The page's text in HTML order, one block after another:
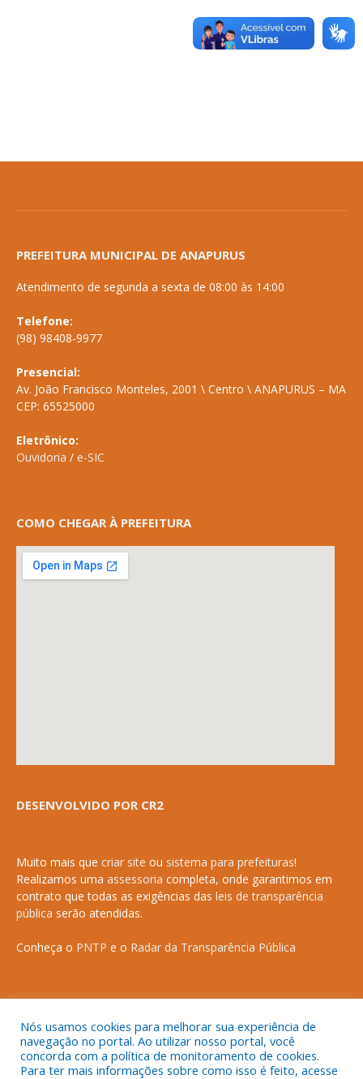
PREFEITURA MUNICIPAL DE ANAPURUS
Atendimento de segunda a sexta de 08:00 às 14:00
Telefone:
(98) 98408-9977
Presencial:
Av. João Francisco Monteles, 2001 \ Centro \ ANAPURUS – MA
CEP: 65525000
Eletrônico:
Ouvidoria / e-SIC
COMO CHEGAR À PREFEITURA
DESENVOLVIDO POR CR2
Muito mais que criar site ou sistema para prefeituras!
Realizamos uma assessoria completa, onde garantimos em
contrato que todas as exigências das leis de transparência
pública serão atendidas.
Conheça o PNTP e o Radar da Transparência Pública
Todos os direitos reservados a Prefeitura Municipal de Anapurus.
Nós usamos cookies para melhorar sua experiência de
navegação no portal. Ao utilizar nosso portal, você
concorda com a política de monitoramento de cookies.
Para ter mais informações sobre como isso é feito, acesse